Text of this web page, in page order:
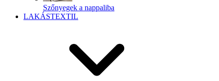
Szőnyegek a nappaliba
LAKÁSTEXTIL